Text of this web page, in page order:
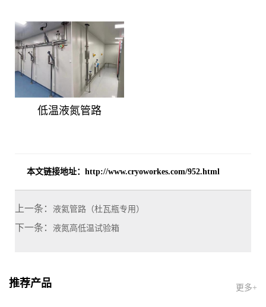
低温液氮管路
本文链接地址： http://www.cryoworkes.com/952.html
上一条： 液氦管路（杜瓦瓶专用）
下一条： 液氮高低温试验箱
推荐产品 更多+